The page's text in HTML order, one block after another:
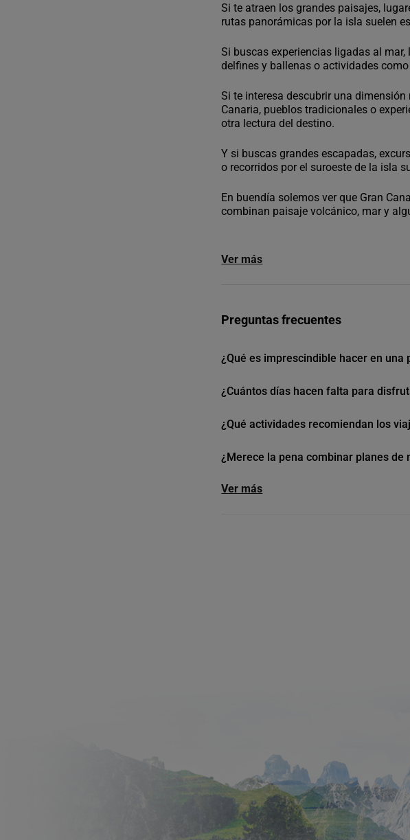
Si te atraen los grandes paisajes,
rutas panorámicas por la isla suelen
Si buscas experiencias ligadas al
delfines y ballenas o actividades
Si te interesa descubrir una
Canaria, pueblos tradicionales o
otra lectura del destino.
Y si buscas grandes escapadas,
o recorridos por el suroeste de la isla
En buendía solemos ver que Gran
combinan paisaje volcánico, mar y
Ver más
Preguntas frecuentes
¿Qué es imprescindible hacer en una
¿Cuántos días hacen falta para
¿Qué actividades recomiendan los
¿Merece la pena combinar planes
Ver más